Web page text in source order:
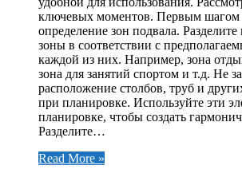
ключевых моментов. Первым шагом
определение зон подвала. Разделите
зоны в соответствии с
каждой из них. Например, зона
зона для занятий спортом и т.д. Не
расположение столбов, труб и
при планировке. Используйте эти
планировке, чтобы создать
Разделите…
Read More »